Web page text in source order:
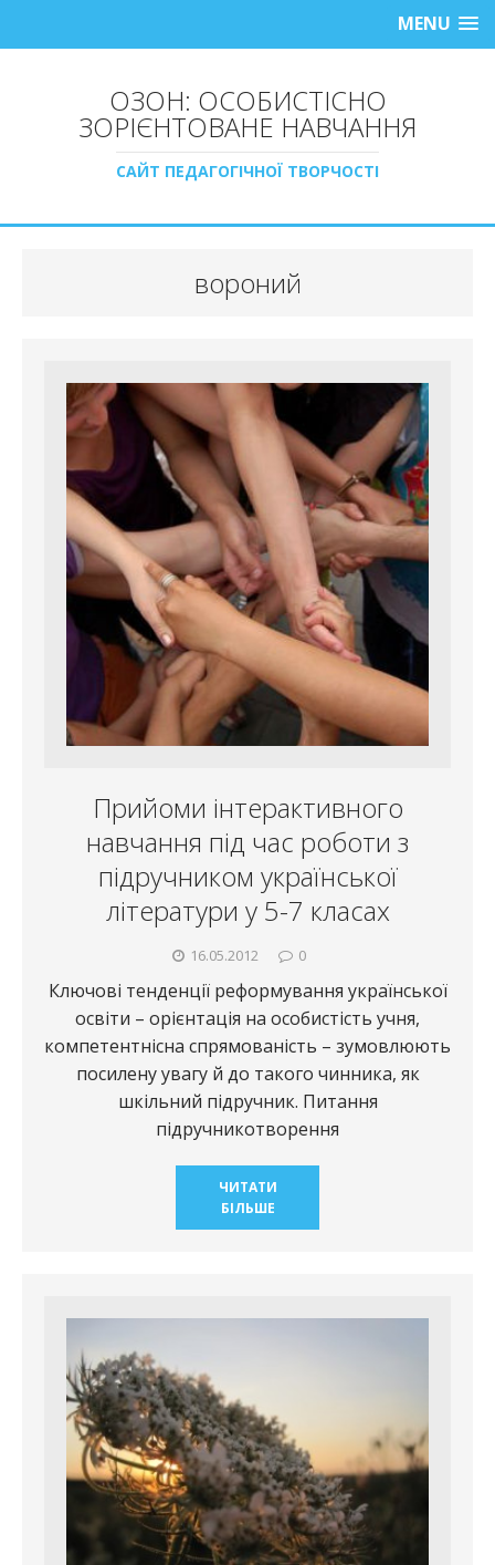
MENU
ОЗОН: ОСОБИСТІСНО
ЗОРІЄНТОВАНЕ НАВЧАННЯ
САЙТ ПЕДАГОГІЧНОЇ ТВОРЧОСТІ
вороний
Прийоми інтерактивного
навчання під час роботи з
підручником української
літератури у 5-7 класах
16.05.2012 0
Ключові тенденції реформування української
освіти – орієнтація на особистість учня,
компетентнісна спрямованість – зумовлюють
посилену увагу й до такого чинника, як
шкільний підручник. Питання
підручникотворення
ЧИТАТИ
БІЛЬШЕ